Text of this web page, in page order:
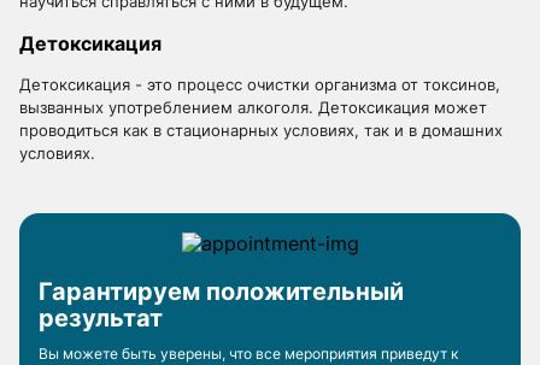
Детоксикация
Детоксикация - это процесс очистки организма от токсинов,
вызванных употреблением алкоголя. Детоксикация может
проводиться как в стационарных условиях, так и в домашних
условиях.
Гарантируем положительный
результат
Вы можете быть уверены, что все мероприятия приведут к